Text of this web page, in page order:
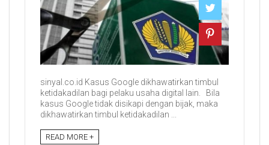
sinyal.co.id Kasus Google dikhawatirkan timbul
ketidakadilan bagi pelaku usaha digital lain. Bila
kasus Google tidak disikapi dengan bijak, maka
dikhawatirkan timbul ketidakadilan ...
READ MORE +